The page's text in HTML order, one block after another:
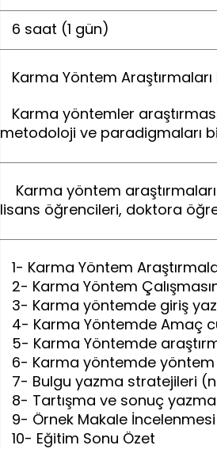
6 saat (1 gün)
Karma Yöntem Araştırmaları
Karma yöntemler
metodoloji ve paradigmaları
Karma yöntem
lisans öğrencileri, doktora
1- Karma Yöntem
2- Karma Yöntem
3- Karma yöntemde giriş
4- Karma Yöntemde Amaç
5- Karma Yöntemde
6- Karma yöntemde
7- Bulgu yazma stratejileri
8- Tartışma ve sonuç yazma
9- Örnek Makale İncelenmesi
10- Eğitim Sonu Özet